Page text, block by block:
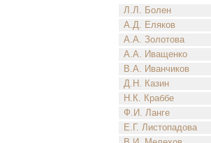
Л.Л. Болен
А.Д. Еляков
А.А. Золотова
А.А. Иващенко
В.А. Иванчиков
Д.Н. Казин
Н.К. Краббе
Ф.И. Ланге
Е.Г. Листопадова